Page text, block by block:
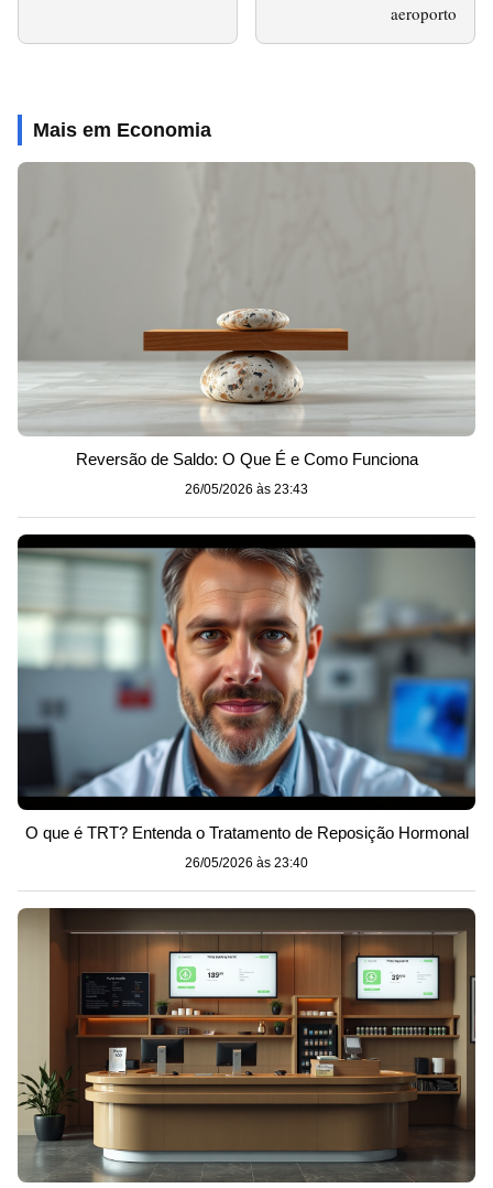
aeroporto
Mais em Economia
Reversão de Saldo: O Que É e Como Funciona
26/05/2026 às 23:43
O que é TRT? Entenda o Tratamento de Reposição Hormonal
26/05/2026 às 23:40